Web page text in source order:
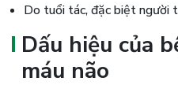
Do tuổi tác, đặc biệt người
Dấu hiệu của
máu não